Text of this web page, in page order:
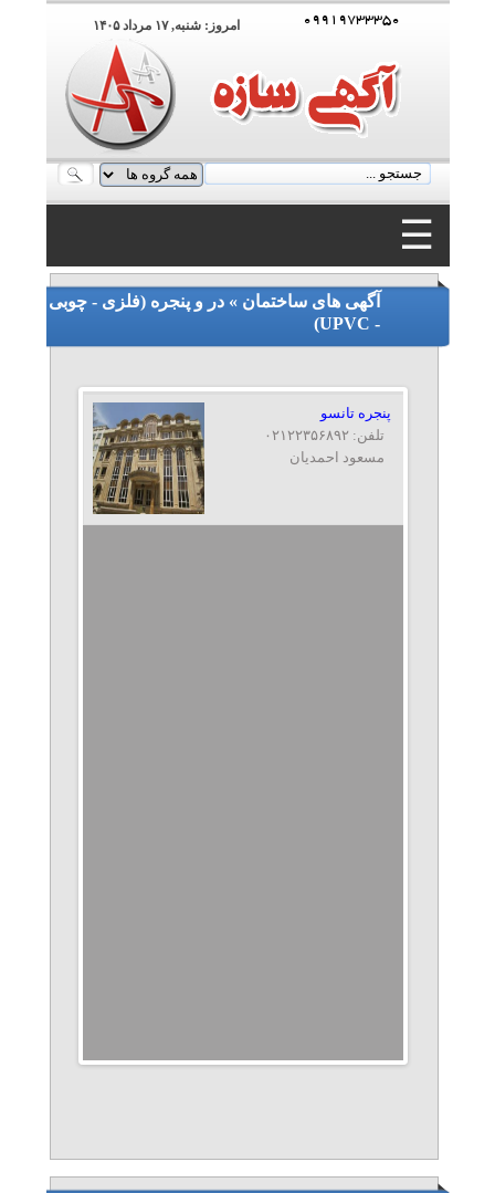
امروز: شنبه, ۱۷ مرداد ۱۴۰۵
☰
۰۹۹۱۹۷۳۳۳۵۰
۰۹۹۱۹۷۳۳۳۵۰
آگهی های ساختمان » در و پنجره (فلزی - چوبی
- UPVC)
پنجره تانسو
مسعود احمدیان
تلفن: ۰۲۱۲۲۳۵۶۸۹۲